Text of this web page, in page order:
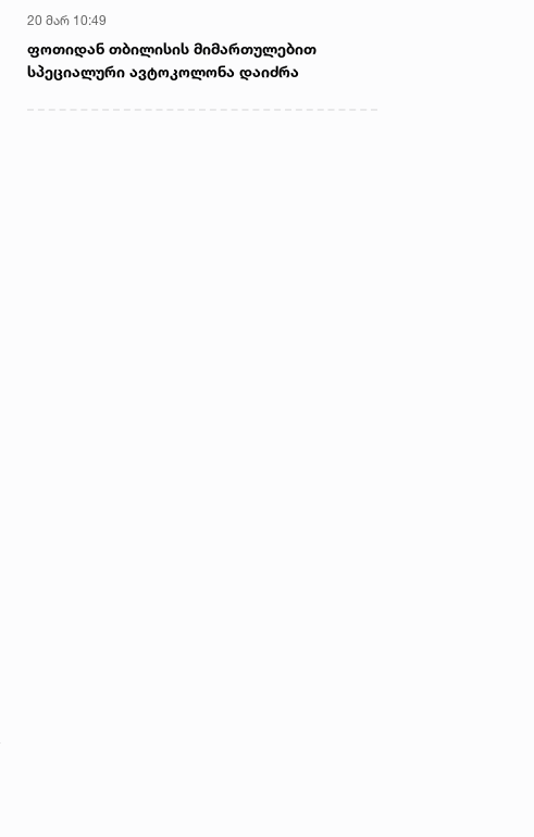
20 მარ 10:49
ფოთიდან თბილისის მიმართულებით
სპეციალური ავტოკოლონა დაიძრა